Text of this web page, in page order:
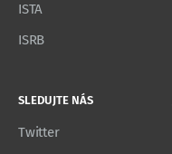
ISTA
ISRB
SLEDUJTE NÁS
Twitter